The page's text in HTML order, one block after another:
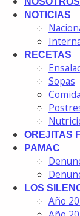
NOTICIAS
RECETAS
Sopas
OREJITAS
PAMAC
LOS
Año